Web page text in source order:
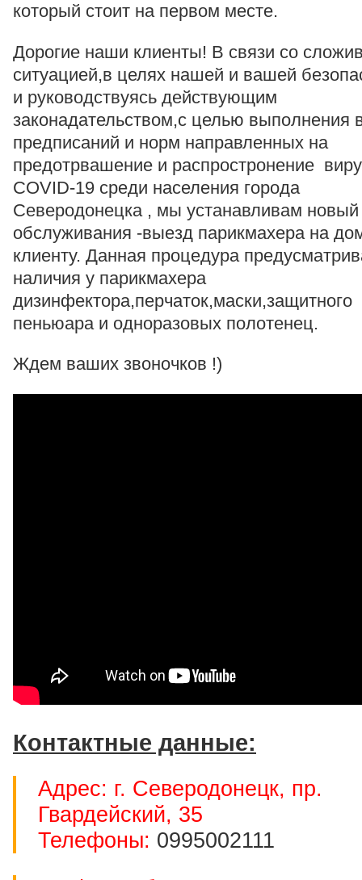
который стоит на первом месте.
Дорогие наши клиенты! В связи со
ситуацией,в целях нашей и вашей
и руководствуясь действующим
законадательством,с целью выполнения
предписаний и норм направленных на
предотрвашение и распростронение
COVID-19 среди населения города
Северодонецка , мы устанавливам
обслуживания -выезд парикмахера на
клиенту. Данная процедура
наличия у парикмахера
дизинфектора,перчаток,маски,защитного
пеньюара и одноразовых полотенец.
Ждем ваших звоночков !)
Контактные данные:
Адрес: г. Северодонецк, пр.
Гвардейский, 35
Телефоны: 0995002111